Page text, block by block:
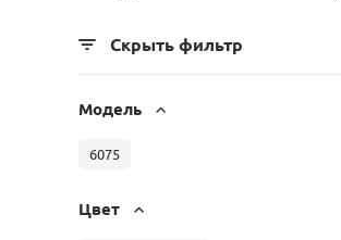
Скрыть фильтр
Модель
6075
Цвет